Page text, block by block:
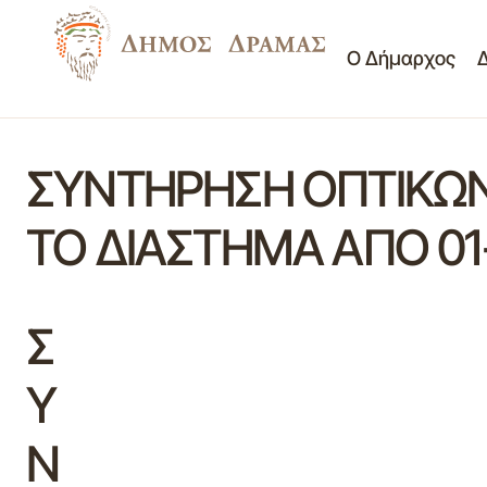
Ο Δήμαρχος
ΣΥΝΤΗΡΗΣΗ
ΤΟ ΔΙΑΣΤΗΜΑ ΑΠΟ
Σ
Υ
Ν